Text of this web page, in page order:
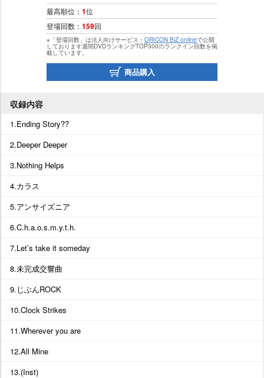
最高順位： 1位
登場回数： 159回
※「登場回数」は法人向けサービス・ ORICON BiZ onlineで公開
しております週間DVDランキングTOP300のランクイン回数を掲
載しています。
商品購入
収録内容
1.Ending Story??
2.Deeper Deeper
3.Nothing Helps
4.カラス
5.アンサイズニア
6.C.h.a.o.s.m.y.t.h.
7.Let’s take it someday
8.未完成交響曲
9.じぶんROCK
10.Clock Strikes
11.Wherever you are
12.All Mine
13.(Inst)